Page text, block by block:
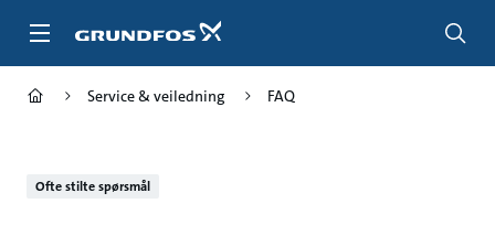
Service & veiledning FAQ
Ofte stilte spørsmål